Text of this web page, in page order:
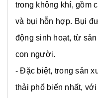
trong không khí, gồm
và bụi hỗn hợp. Bụi
động sinh hoạt, từ
con người.
- Đặc biệt, trong sản
thải phổ biến nhất,